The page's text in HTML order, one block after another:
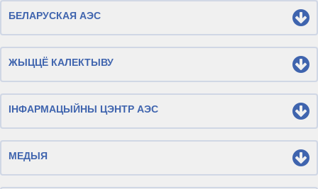
БЕЛАРУСКАЯ АЭС
ЖЫЦЦЁ КАЛЕКТЫВУ
ІНФАРМАЦЫЙНЫ ЦЭНТР АЭС
МЕДЫЯ